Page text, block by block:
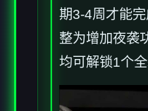
期3-4周才能
整为增加夜袭
均可解锁1个全